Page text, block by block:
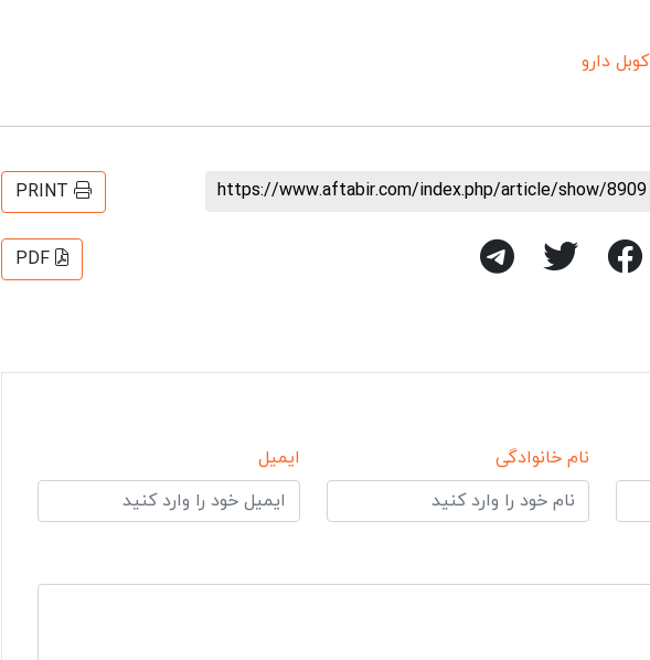
کوبل دارو
https://www.aftabir.com/index.php/article/show/8909
PRINT
PDF
نام خانوادگی ایمیل